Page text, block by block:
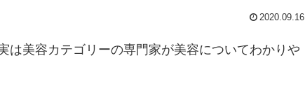
2020.09.16
は美容カテゴリーの専門家が美容についてわかりや